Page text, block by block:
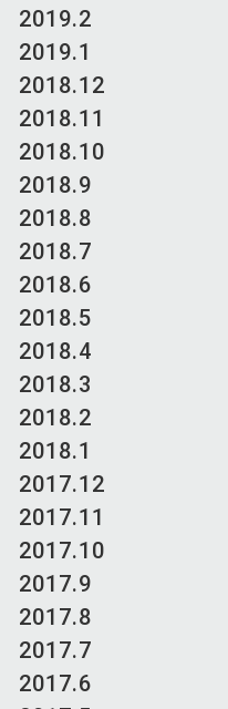
2019.2
2019.1
2018.12
2018.11
2018.10
2018.9
2018.8
2018.7
2018.6
2018.5
2018.4
2018.3
2018.2
2018.1
2017.12
2017.11
2017.10
2017.9
2017.8
2017.7
2017.6